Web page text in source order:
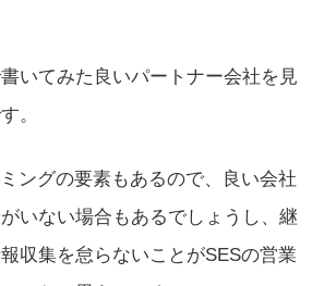
いてみた良いパートナー会社を見
。
ングの要素もあるので、良い会社
いない場合もあるでしょうし、継
収集を怠らないことがSESの営業